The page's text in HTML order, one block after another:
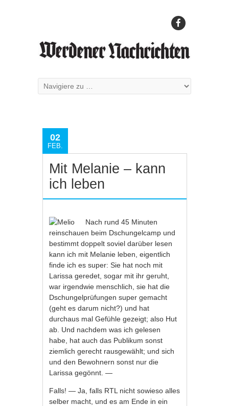
02
FEB.
Mit Melanie – kann
ich leben
Nach rund 45 Minuten
reinschauen beim Dschungelcamp und
bestimmt doppelt soviel darüber lesen
kann ich mit Melanie leben, eigentlich
finde ich es super: Sie hat noch mit
Larissa geredet, sogar mit ihr geruht,
war irgendwie menschlich, sie hat die
Dschungelprüfungen super gemacht
(geht es darum nicht?) und hat
durchaus mal Gefühle gezeigt; also Hut
ab. Und nachdem was ich gelesen
habe, hat auch das Publikum sonst
ziemlich gerecht rausgewählt; und sich
und den Bewohnern sonst nur die
Larissa gegönnt. —
Falls! — Ja, falls RTL nicht sowieso alles
selber macht, und es am Ende in ein